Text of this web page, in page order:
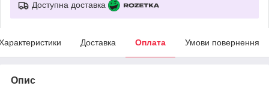
Доступна доставка
Доставка Оплата Умови повернення
Опис